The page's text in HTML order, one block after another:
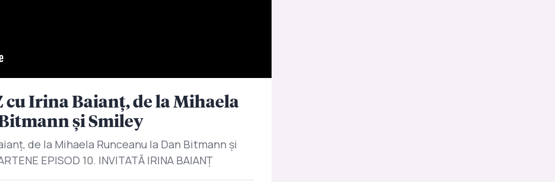
cu Irina Baianț, de la Mihaela
și Smiley
de la Mihaela Runceanu la Dan Bitmann și
EPISOD 10. INVITATĂ IRINA BAIANȚ